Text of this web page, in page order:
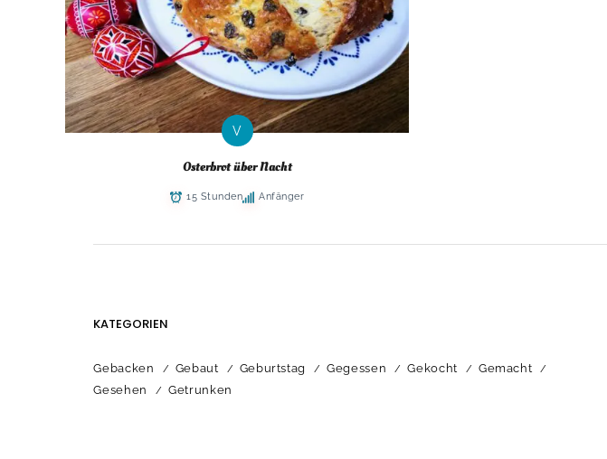
V
Osterbrot über Nacht
15 Stunden Anfänger
KATEGORIEN
Gebacken Gebaut Geburtstag Gegessen Gekocht
Gemacht
Gesehen
Getrunken